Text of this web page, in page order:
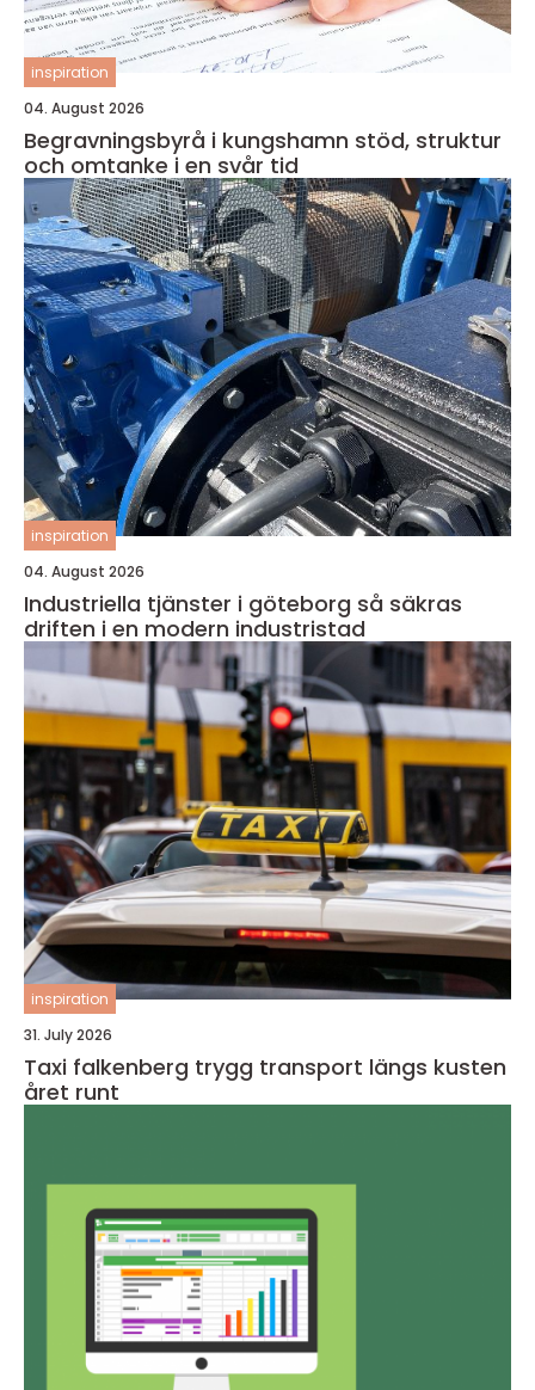
inspiration
04. August 2026
Begravningsbyrå i kungshamn stöd, struktur
och omtanke i en svår tid
inspiration
04. August 2026
Industriella tjänster i göteborg så säkras
driften i en modern industristad
inspiration
31. July 2026
Taxi falkenberg trygg transport längs kusten
året runt